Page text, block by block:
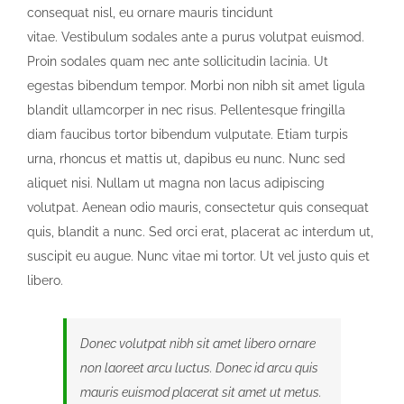
consequat nisl, eu ornare mauris tincidunt
vitae. Vestibulum sodales ante a purus volutpat euismod.
Proin sodales quam nec ante sollicitudin lacinia. Ut
egestas bibendum tempor. Morbi non nibh sit amet ligula
blandit ullamcorper in nec risus. Pellentesque fringilla
diam faucibus tortor bibendum vulputate. Etiam turpis
urna, rhoncus et mattis ut, dapibus eu nunc. Nunc sed
aliquet nisi. Nullam ut magna non lacus adipiscing
volutpat. Aenean odio mauris, consectetur quis consequat
quis, blandit a nunc. Sed orci erat, placerat ac interdum ut,
suscipit eu augue. Nunc vitae mi tortor. Ut vel justo quis et
libero.
Donec volutpat nibh sit amet libero ornare
non laoreet arcu luctus. Donec id arcu quis
mauris euismod placerat sit amet ut metus.